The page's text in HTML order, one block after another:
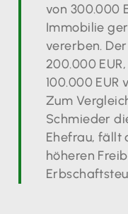
von 300.000
Immobilie
vererben.
200.000
100.000 EUR
Zum
Schmieder
Ehefrau, fällt
höheren